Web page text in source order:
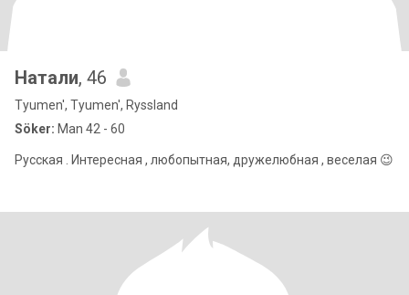
Натали, 46
Tyumen', Tyumen', Ryssland
Söker: Man 42 - 60
Русская . Интересная , любопытная, дружелюбная , веселая 😉